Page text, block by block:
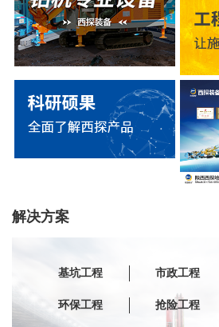
解决方案
基坑工程 市政工程
环保工程 抢险工程